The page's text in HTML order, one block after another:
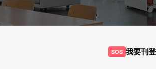
SOS 我要刊登